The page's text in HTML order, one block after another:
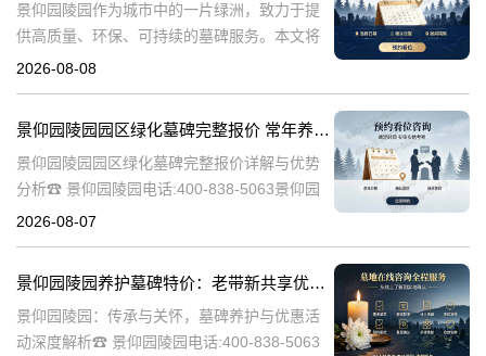
景仰园陵园作为城市中的一片绿洲，致力于提
供高质量、环保、可持续的墓碑服务。本文将
详细解析景仰园陵园园区绿化墓碑的完整报
2026-08-08
景仰园陵园园区绿化墓碑完整报价 常年养护不收取额外费用详解与优势分析
景仰园陵园园区绿化墓碑完整报价详解与优势
分析☎ 景仰园陵园电话:400-838-5063景仰园
陵园作为一家专业的陵园服务机构，致力于为
2026-08-07
景仰园陵园养护墓碑特价：老带新共享优惠，福利大放送！
景仰园陵园：传承与关怀，墓碑养护与优惠活
动深度解析☎ 景仰园陵园电话:400-838-5063